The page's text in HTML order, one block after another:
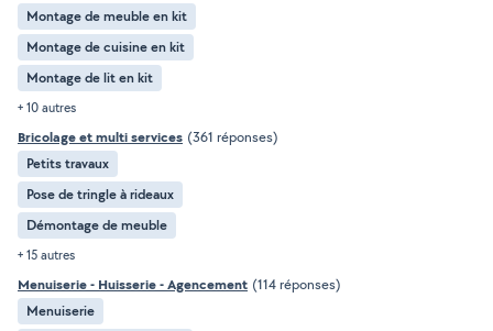
Montage de meuble en kit
Montage de cuisine en kit
Montage de lit en kit
+ 10 autres
Bricolage et multi services (361 réponses)
Petits travaux
Pose de tringle à rideaux
Démontage de meuble
+ 15 autres
Menuiserie - Huisserie - Agencement (114 réponses)
Menuiserie